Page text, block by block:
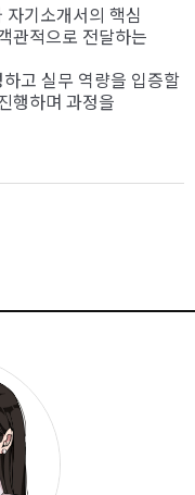
기소개서의 핵심
관적으로 전달하는
고 실무 역량을 입증할
행하며 과정을